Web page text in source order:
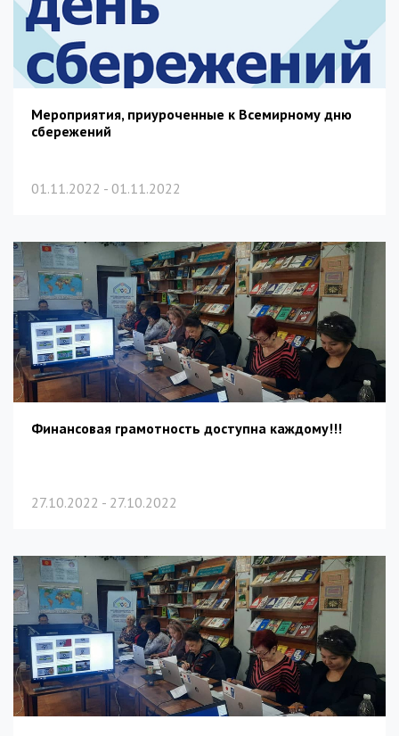
Мероприятия, приуроченные к Всемирному дню
сбережений
01.11.2022 - 01.11.2022
Финансовая грамотность доступна каждому!!!
27.10.2022 - 27.10.2022